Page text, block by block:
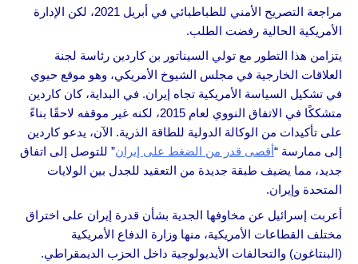
مراجعة التصريح الأمني للطباطبائي في أبريل 2021، لكن الإدارة
الأمريكية الحالية رفضت الطلب.
يتزامن هذا التطور مع تولي السيناتور بن كاردين رئاسة لجنة
العلاقات الخارجية في مجلس الشيوخ الأمريكي، وهو موقع حيوي
في تشكيل السياسة الأمريكية تجاه إيران. في البداية، كان كاردين
متشككًا في الاتفاق النووي لعام 2015، لكنه غير موقفه لاحقًا بناءً
على تأكيدات من الوكالة الدولية للطاقة الذرية. الآن، يدعو كاردين
إلى ممارسة “أقصى قدر من الضغط على إيران” للتوصل إلى اتفاق
جديد، مما يضيف طبقة جديدة من التعقيد للجدل بين الولايات
المتحدة وإيران.
أعربت إسرائيل عن مخاوفها الجدية بشأن قدرة إيران على اختراق
مختلف القطاعات الأمريكية، منها وزارة الدفاع الأمريكية
(البنتاغون) والتحالفات الأيديولوجية داخل الحزب الديمقراطي.